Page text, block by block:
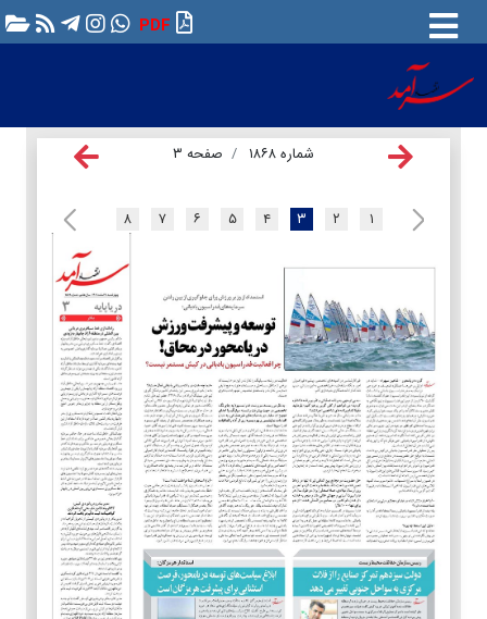
PDF
شماره ۱۸۶۸ صفحه ۳
۱ ۲ ۳ ۴ ۵ ۶ ۷ ۸